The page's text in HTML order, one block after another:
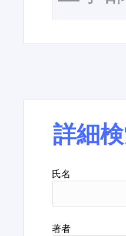
詳細
氏名
著者